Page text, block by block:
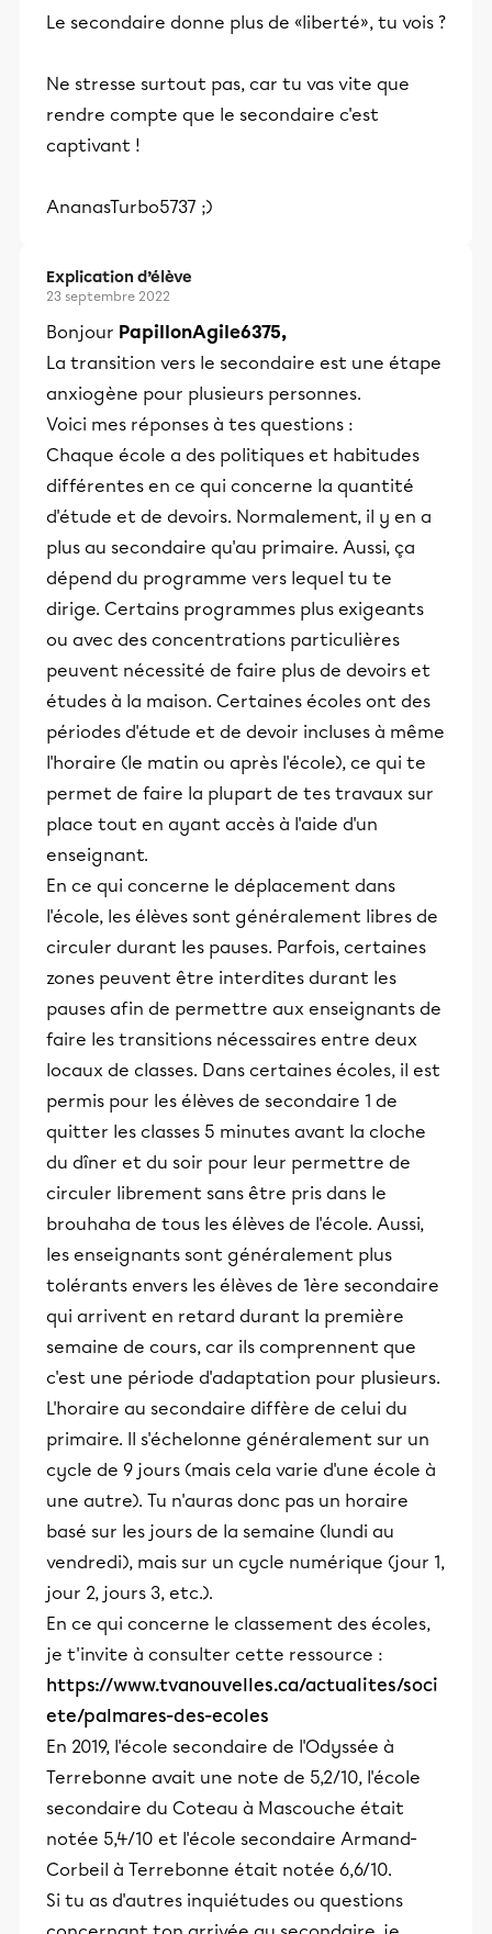
Le secondaire donne plus de «liberté», tu vois ?
Ne stresse surtout pas, car tu vas vite que
rendre compte que le secondaire c'est
captivant !
AnanasTurbo5737 ;)
Explication d’élève
23 septembre 2022
Bonjour PapillonAgile6375,
La transition vers le secondaire est une étape
anxiogène pour plusieurs personnes.
Voici mes réponses à tes questions :
Chaque école a des politiques et habitudes
différentes en ce qui concerne la quantité
d'étude et de devoirs. Normalement, il y en a
plus au secondaire qu'au primaire. Aussi, ça
dépend du programme vers lequel tu te
dirige. Certains programmes plus exigeants
ou avec des concentrations particulières
peuvent nécessité de faire plus de devoirs et
études à la maison. Certaines écoles ont des
périodes d'étude et de devoir incluses à même
l'horaire (le matin ou après l'école), ce qui te
permet de faire la plupart de tes travaux sur
place tout en ayant accès à l'aide d'un
enseignant.
En ce qui concerne le déplacement dans
l'école, les élèves sont généralement libres de
circuler durant les pauses. Parfois, certaines
zones peuvent être interdites durant les
pauses afin de permettre aux enseignants de
faire les transitions nécessaires entre deux
locaux de classes. Dans certaines écoles, il est
permis pour les élèves de secondaire 1 de
quitter les classes 5 minutes avant la cloche
du dîner et du soir pour leur permettre de
circuler librement sans être pris dans le
brouhaha de tous les élèves de l'école. Aussi,
les enseignants sont généralement plus
tolérants envers les élèves de 1ère secondaire
qui arrivent en retard durant la première
semaine de cours, car ils comprennent que
c'est une période d'adaptation pour plusieurs.
L'horaire au secondaire diffère de celui du
primaire. Il s'échelonne généralement sur un
cycle de 9 jours (mais cela varie d'une école à
une autre). Tu n'auras donc pas un horaire
basé sur les jours de la semaine (lundi au
vendredi), mais sur un cycle numérique (jour 1,
jour 2, jours 3, etc.).
En ce qui concerne le classement des écoles,
je t'invite à consulter cette ressource :
https://www.tvanouvelles.ca/actualites/soci
ete/palmares-des-ecoles
En 2019, l'école secondaire de l'Odyssée à
Terrebonne avait une note de 5,2/10, l'école
secondaire du Coteau à Mascouche était
notée 5,4/10 et l'école secondaire Armand-
Corbeil à Terrebonne était notée 6,6/10.
Si tu as d'autres inquiétudes ou questions